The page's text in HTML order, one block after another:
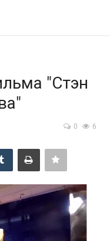
"Стэн
0 6